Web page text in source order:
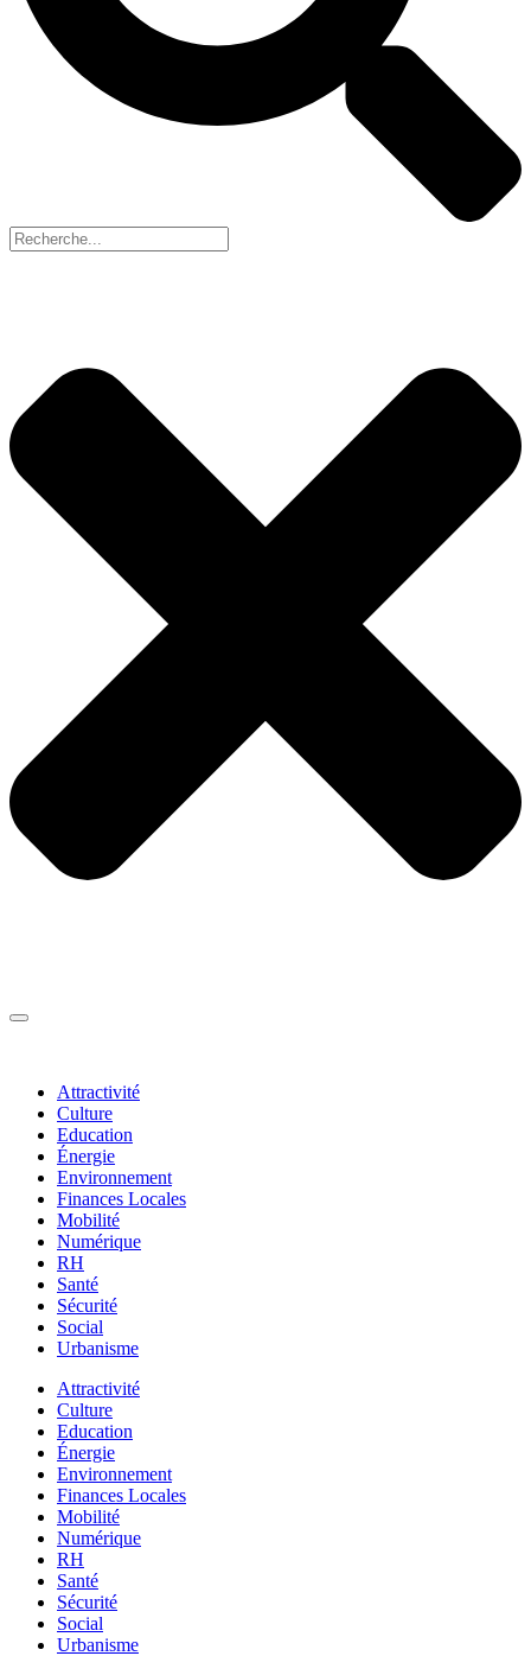
Attractivité
Culture
Education
Énergie
Environnement
Finances Locales
Mobilité
Numérique
RH
Santé
Sécurité
Social
Urbanisme
Attractivité
Culture
Education
Énergie
Environnement
Finances Locales
Mobilité
Numérique
RH
Santé
Sécurité
Social
Urbanisme